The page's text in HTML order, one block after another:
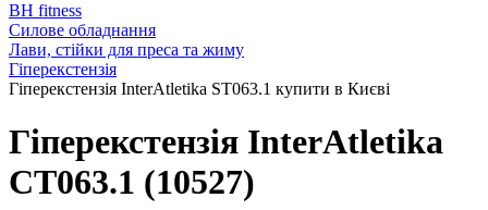
BH fitness
Силове обладнання
Лави, стійки для преса та жиму
Гіперекстензія
Гіперекстензія InterAtletika ST063.1 купити в Києві
Гіперекстензія InterAtletika
СТ063.1 (10527)